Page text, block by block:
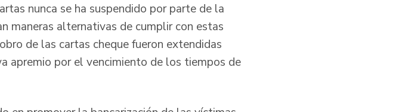
nunca se ha suspendido por parte de la
maneras alternativas de cumplir con estas
de las cartas cheque fueron extendidas
apremio por el vencimiento de los tiempos de